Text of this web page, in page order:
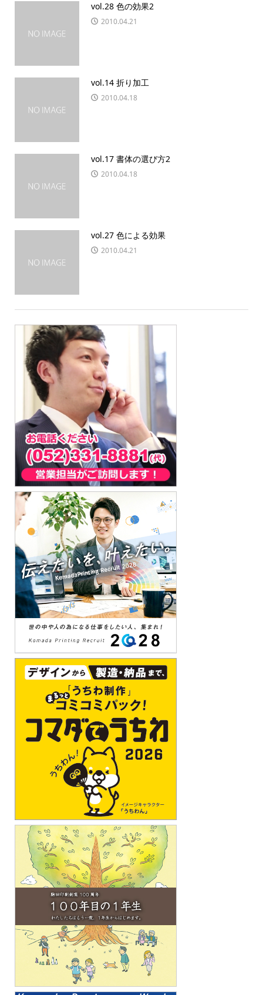
vol.28 色の効果2
2010.04.21
vol.14 折り加工
2010.04.18
vol.17 書体の選び方2
2010.04.18
vol.27 色による効果
2010.04.21